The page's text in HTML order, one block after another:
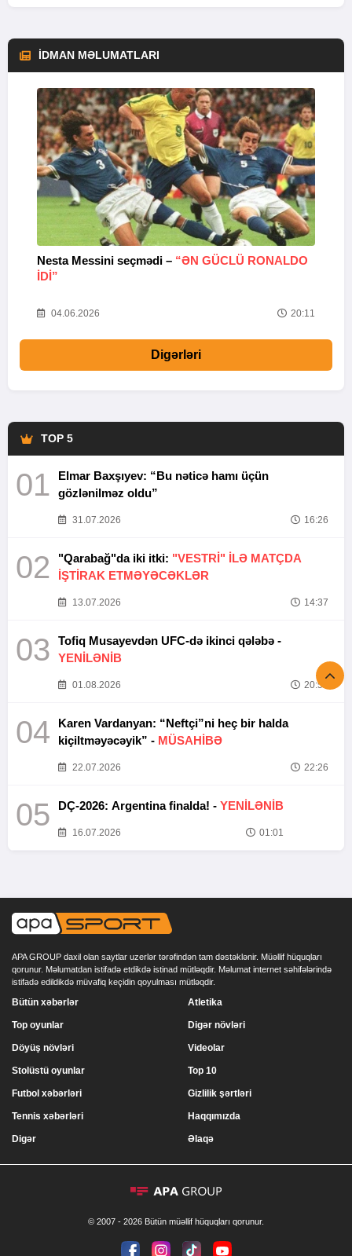
İDMAN MƏLUMATLARI
Nesta Messini seçmədi – “ƏN GÜCLÜ RONALDO
IDI”
04.06.2026 20:11
Digərləri
TOP 5
01
Elmar Baxşıyev: “Bu nəticə hamı üçün
gözlənilməz oldu”
31.07.2026 16:26
02 "Qarabağ"da iki itki: "VESTRİ" İLƏ MATÇDA
İŞTİRAK ETMƏYƏCƏKLƏR
13.07.2026 14:37
03
Tofiq Musayevdən UFC-də ikinci qələbə -
YENİLƏNİB
01.08.2026 20:52
04
Karen Vardanyan: “Neftçi”ni heç bir halda
kiçiltməyəcəyik” - MÜSAHİBƏ
22.07.2026 22:26
05 DÇ-2026: Argentina finalda! - YENİLƏNİB
16.07.2026 01:01
APA GROUP daxil olan saytlar uzerlər tərəfindən tam dəstəklənir. Müəllif hüquqları
qorunur. Məlumatdan istifadə etdikdə istinad mütləqdir. Məlumat internet səhifələrində
istifadə edildikdə müvafiq keçidin qoyulması mütləqdir.
Bütün xəbərlər
Top oyunlar
Döyüş növləri
Stolüstü oyunlar
Atletika
Digər növləri
Videolar
Top 10
Futbol xəbərləri
Tennis xəbərləri
Digər
Gizlilik şərtləri
Haqqımızda
Əlaqə
© 2007 - 2026 Bütün müəllif hüquqları qorunur.